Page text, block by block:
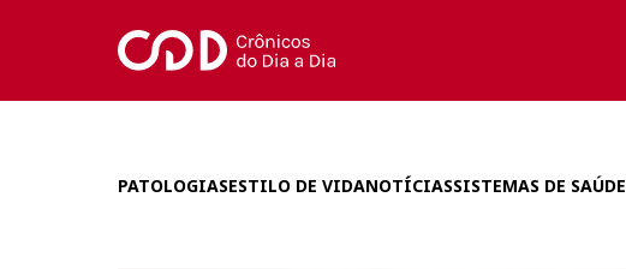
PATOLOGIASESTILO DE VIDANOTÍCIASSISTEMAS DE SAÚDE